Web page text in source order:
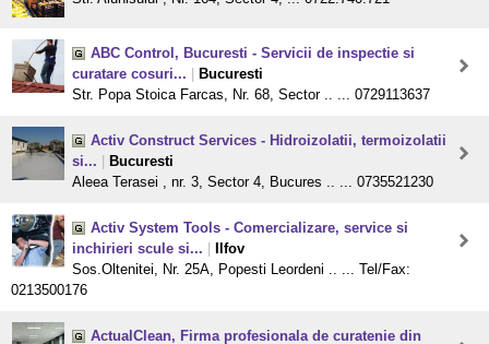
ABC Control, Bucuresti - Servicii de inspectie si
curatare cosuri...
Bucuresti
Str. Popa Stoica Farcas, Nr. 68, Sector .. ... 0729113637
Activ Construct Services - Hidroizolatii, termoizolatii
si...
Bucuresti
Aleea Terasei , nr. 3, Sector 4, Bucures .. ... 0735521230
Activ System Tools - Comercializare, service si
inchirieri scule si...
Ilfov
Sos.Oltenitei, Nr. 25A, Popesti Leordeni .. ... Tel/Fax:
0213500176
ActualClean, Firma profesionala de curatenie din